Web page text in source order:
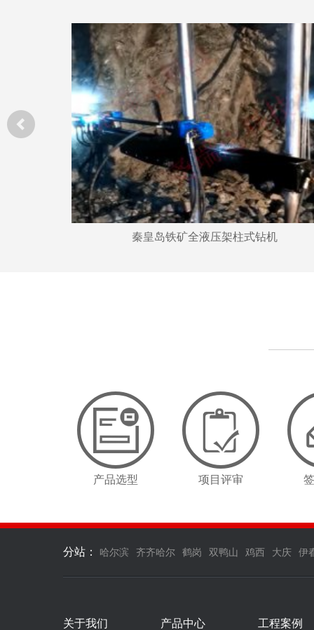
内蒙古鄂尔多斯煤矿使用现场图
产品选型 项目评审
分站： 哈尔滨 齐齐哈尔 鹤岗 双鸭山 鸡西 大庆 伊
关于我们 产品中心 工程案例